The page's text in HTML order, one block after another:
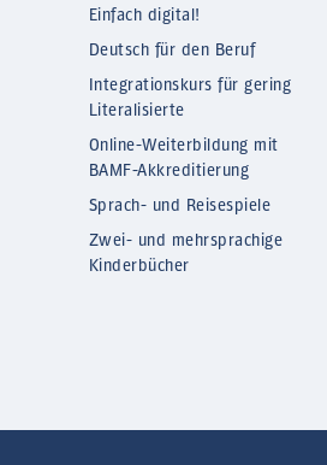
Einfach digital!
Deutsch für den Beruf
Integrationskurs für gering
Literalisierte
Online-Weiterbildung mit
BAMF-Akkreditierung
Sprach- und Reisespiele
Zwei- und mehrsprachige
Kinderbücher